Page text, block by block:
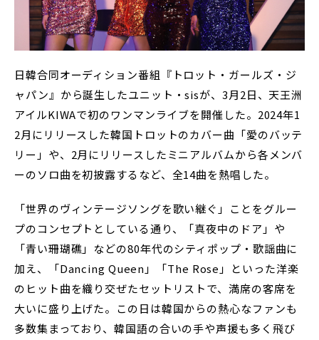
日韓合同オーディション番組『トロット・ガールズ・ジ
ャパン』から誕生したユニット・sisが、3月2日、天王洲
アイルKIWAで初のワンマンライブを開催した。2024年1
2月にリリースした韓国トロットのカバー曲「愛のバッテ
リー」や、2月にリリースしたミニアルバムから各メンバ
ーのソロ曲を初披露するなど、全14曲を熱唱した。
「世界のヴィンテージソングを歌い継ぐ」ことをグルー
プのコンセプトとしている通り、「真夜中のドア」や
「青い珊瑚礁」などの80年代のシティポップ・歌謡曲に
加え、「Dancing Queen」「The Rose」といった洋楽
のヒット曲を織り交ぜたセットリストで、満席の客席を
大いに盛り上げた。この日は韓国からの熱心なファンも
多数集まっており、韓国語の合いの手や声援も多く飛び